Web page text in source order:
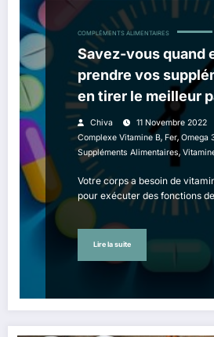
COMPLÉMENTS ALIMENTAIRES
Savez-vous quand
prendre vos
en tirer le meilleur
Chiva 11 Novembre 2022
Complexe Vitamine B, Fer, Omega
Suppléments Alimentaires,
Votre corps a besoin de
pour exécuter des fonctions
Lire la suite